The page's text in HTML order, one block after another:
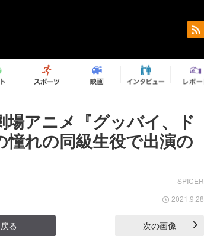
アニメ『グッバイ、ド
れの同級生役で出演の
SPICER
2021.9.28
る 次の画像